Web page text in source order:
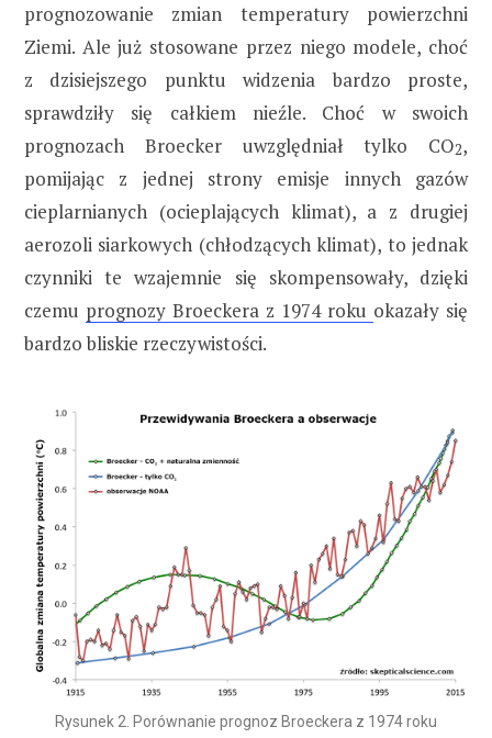
prognozowanie zmian temperatury powierzchni
Ziemi. Ale już stosowane przez niego modele, choć
z dzisiejszego punktu widzenia bardzo proste,
sprawdziły się całkiem nieźle. Choć w swoich
prognozach Broecker uwzględniał tylko CO2,
pomijając z jednej strony emisje innych gazów
cieplarnianych (ocieplających klimat), a z drugiej
aerozoli siarkowych (chłodzących klimat), to jednak
czynniki te wzajemnie się skompensowały, dzięki
czemu prognozy Broeckera z 1974 roku okazały się
bardzo bliskie rzeczywistości.
Rysunek 2. Porównanie prognoz Broeckera z 1974 roku